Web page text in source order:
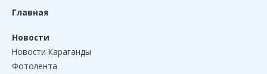
Главная
Новости
Новости Караганды
Фотолента